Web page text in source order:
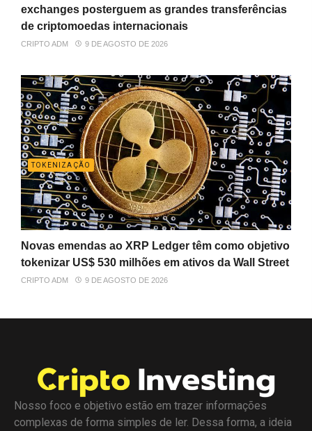
exchanges posterguem as grandes transferências
de criptomoedas internacionais
CRIPTO ADM 9 DE AGOSTO DE 2026
TOKENIZAÇÃO
Novas emendas ao XRP Ledger têm como objetivo
tokenizar US$ 530 milhões em ativos da Wall Street
CRIPTO ADM 9 DE AGOSTO DE 2026
Nosso foco e objetivo estão em trazer informações
complexas de forma simples de ler. Dessa forma, a ideia